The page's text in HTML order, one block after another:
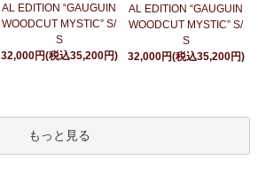
AL EDITION “GAUGUIN
WOODCUT MYSTIC” S/
S
32,000円(税込35,200円)
AL EDITION “GAUGUIN
WOODCUT MYSTIC” S/
S
32,000円(税込35,200円)
もっと見る